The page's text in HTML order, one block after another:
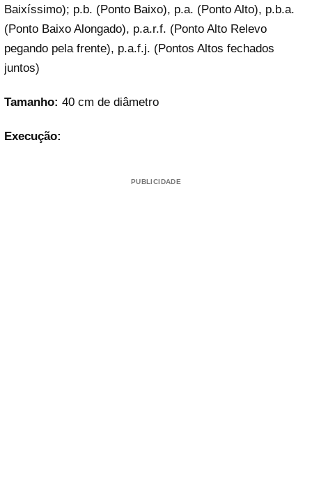
Baixíssimo); p.b. (Ponto Baixo), p.a. (Ponto Alto), p.b.a.
(Ponto Baixo Alongado), p.a.r.f. (Ponto Alto Relevo
pegando pela frente), p.a.f.j. (Pontos Altos fechados
juntos)
Tamanho: 40 cm de diâmetro
Execução:
PUBLICIDADE